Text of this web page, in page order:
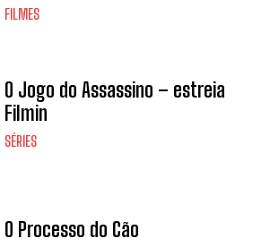
FILMES
O Jogo do Assassino – estreia
Filmin
SÉRIES
O Processo do Cão